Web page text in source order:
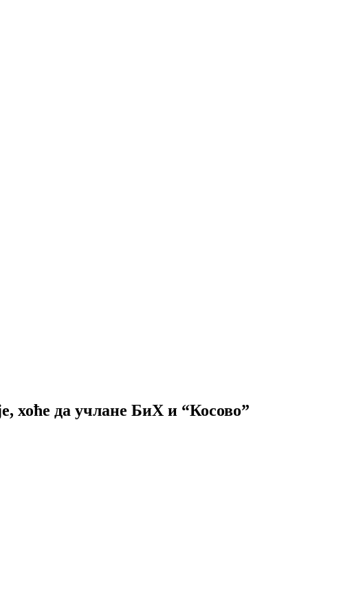
хоће да учлане БиХ и “Косово”